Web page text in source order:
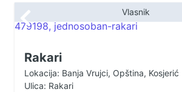
Vlasnik
Rakari
Lokacija: Banja Vrujci, Opština, Kosjerić
Ulica: Rakari